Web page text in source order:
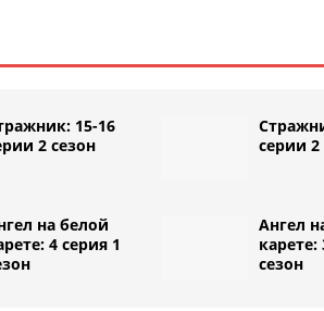
15-16
2 сезон
серии 2
на белой
4 серия 1
Ангел
карете:
сезон